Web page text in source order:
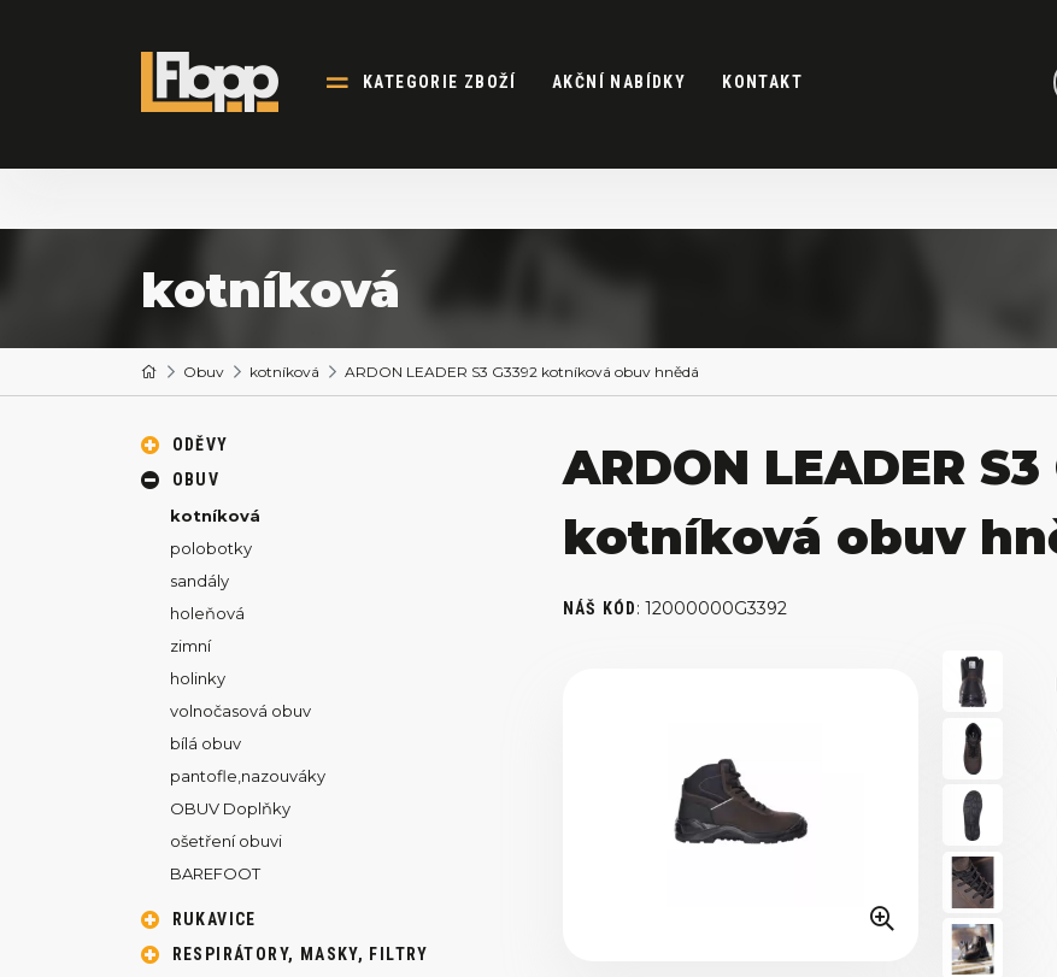
KATEGORIE ZBOŽÍ AKČNÍ NABÍDKY KONTAKT
kotníková
Obuv kotníková ARDON LEADER S3 G3392 kotníková obuv hnědá
ODĚVY
OBUV
kotníková
polobotky
sandály
holeňová
zimní
holinky
volnočasová obuv
bílá obuv
pantofle,nazouváky
OBUV Doplňky
ošetření obuvi
BAREFOOT
RUKAVICE
RESPIRÁTORY, MASKY, FILTRY
ARDON LEADER S3
kotníková obuv
NÁŠ KÓD:12000000G3392